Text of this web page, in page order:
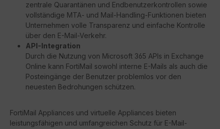
zentrale Quarantänen und Endbenutzerkontrollen sowie
vollständige MTA- und Mail-Handling-Funktionen bieten
Unternehmen volle Transparenz und einfache Kontrolle
über den E-Mail-Verkehr.
API-Integration
Durch die Nutzung von Microsoft 365 APIs in Exchange
Online kann FortiMail sowohl interne E-Mails als auch die
Posteingänge der Benutzer problemlos vor den
neuesten Bedrohungen schützen.
FortiMail Appliances und virtuelle Appliances bieten
leistungsfähigen und umfangreichen Schutz für E-Mail-